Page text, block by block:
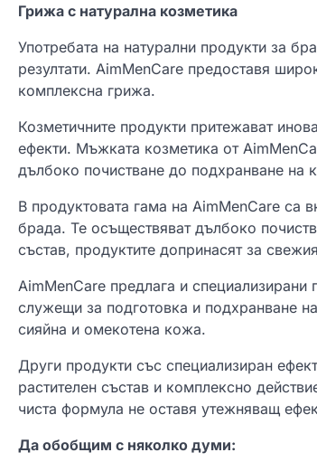
Грижа с натурална козметика
Употребата на натурални продукти за
резултати. AimMenCare предоставя
комплексна грижа.
Козметичните продукти притежават
ефекти. Мъжката козметика от
дълбоко почистване до подхранване на
В продуктовата гама на AimMenCare са
брада. Те осъществяват дълбоко
състав, продуктите допринасят за
AimMenCare предлага и
служещи за подготовка и подхранване
сияйна и омекотена кожа.
Други продукти със специализиран
растителен състав и комплексно
чиста формула не оставя утежняващ
Да обобщим с няколко думи: